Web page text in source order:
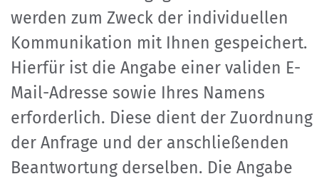
werden zum Zweck der individuellen
Kommunikation mit Ihnen gespeichert.
Hierfür ist die Angabe einer validen E-
Mail-Adresse sowie Ihres Namens
erforderlich. Diese dient der Zuordnung
der Anfrage und der anschließenden
Beantwortung derselben. Die Angabe